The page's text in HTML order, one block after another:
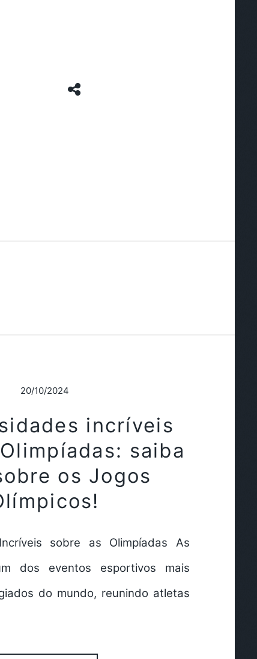
20/10/2024
incríveis
saiba
os Jogos
sobre as Olimpíadas As
dos eventos esportivos mais
do mundo, reunindo atletas